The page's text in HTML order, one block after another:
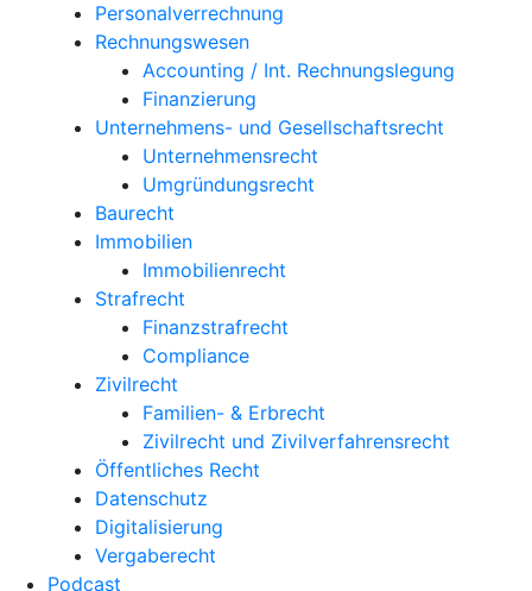
Personalverrechnung
Rechnungswesen
Accounting / Int. Rechnungslegung
Finanzierung
Unternehmens- und Gesellschaftsrecht
Unternehmensrecht
Umgründungsrecht
Baurecht
Immobilien
Immobilienrecht
Strafrecht
Finanzstrafrecht
Compliance
Zivilrecht
Familien- & Erbrecht
Zivilrecht und Zivilverfahrensrecht
Öffentliches Recht
Datenschutz
Digitalisierung
Vergaberecht
Podcast